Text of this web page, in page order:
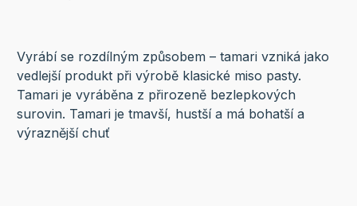
Vyrábí se rozdílným způsobem – tamari vzniká jako
vedlejší produkt při výrobě klasické miso pasty.
Tamari je vyráběna z přirozeně bezlepkových
surovin. Tamari je tmavší, hustší a má bohatší a
výraznější chuť